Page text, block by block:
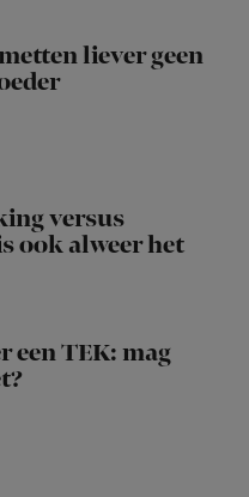
liever geen
versus
ook alweer het
een TEK: mag